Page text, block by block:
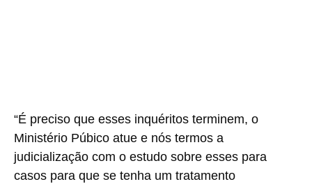
“É preciso que esses inquéritos terminem, o
Ministério Púbico atue e nós termos a
judicialização com o estudo sobre esses para
casos para que se tenha um tratamento